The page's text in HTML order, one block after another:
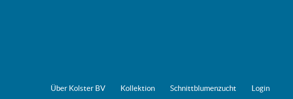
Über Kolster BV Kollektion Schnittblumenzucht Login